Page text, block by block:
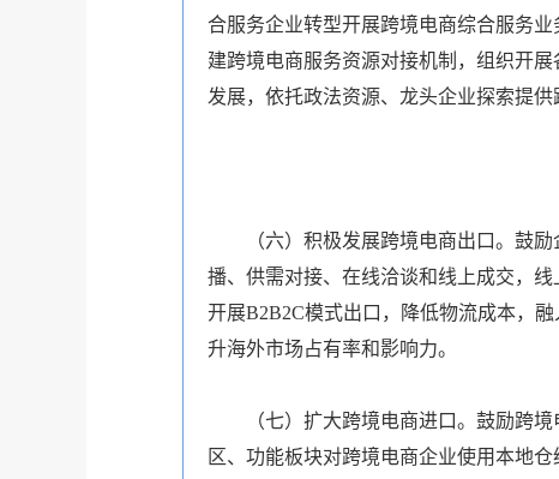
合服务企业转型开展跨境电商综合服务
建跨境电商服务资源对接机制，组织开
发展，依托政法资源、龙头企业探索提
（六）积极发展跨境电商出口。鼓
播、供需对接、在线洽谈和线上成交，
开展B2B2C模式出口，降低物流成本，
升海外市场占有率和影响力。
（七）扩大跨境电商进口。鼓励跨
区、功能板块对跨境电商企业使用本地